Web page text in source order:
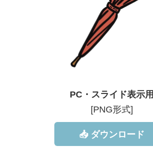
PC・スライド表示用
[PNG形式]
📥 ダウンロード